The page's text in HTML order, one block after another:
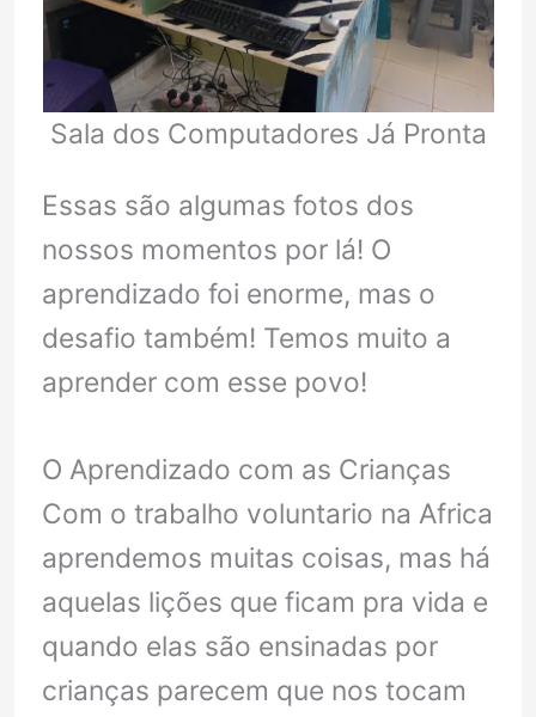
Sala dos Computadores Já Pronta
Essas são algumas fotos dos
nossos momentos por lá! O
aprendizado foi enorme, mas o
desafio também! Temos muito a
aprender com esse povo!
O Aprendizado com as Crianças
Com o trabalho voluntario na Africa
aprendemos muitas coisas, mas há
aquelas lições que ficam pra vida e
quando elas são ensinadas por
crianças parecem que nos tocam